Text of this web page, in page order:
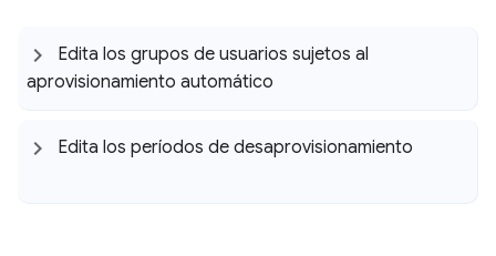
Edita los grupos de usuarios sujetos al
aprovisionamiento automático
Edita los períodos de desaprovisionamiento